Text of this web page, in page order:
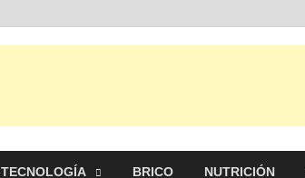
TECNOLOGÍA BRICO NUTRICIÓN